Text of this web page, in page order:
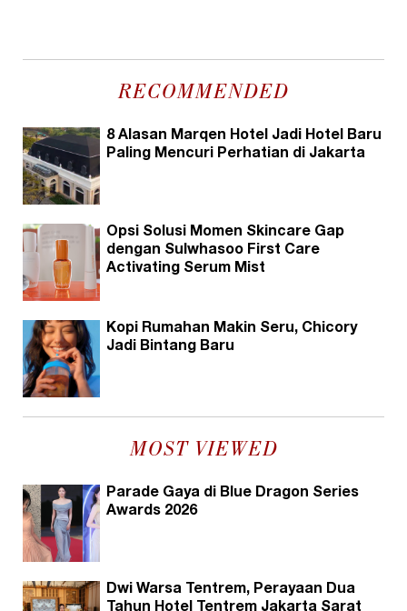
RECOMMENDED
8 Alasan Marqen Hotel Jadi Hotel Baru
Paling Mencuri Perhatian di Jakarta
Opsi Solusi Momen Skincare Gap
dengan Sulwhasoo First Care
Activating Serum Mist
Kopi Rumahan Makin Seru, Chicory
Jadi Bintang Baru
MOST VIEWED
Parade Gaya di Blue Dragon Series
Awards 2026
Dwi Warsa Tentrem, Perayaan Dua